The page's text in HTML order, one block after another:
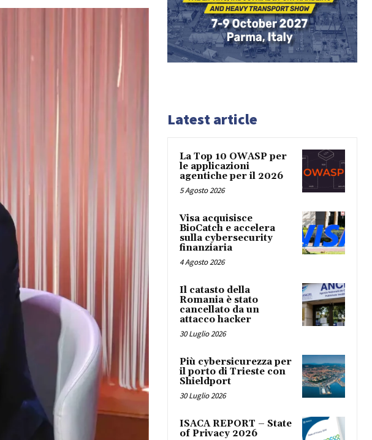
Latest article
La Top 10 OWASP per
le applicazioni
agentiche per il 2026
5 Agosto 2026
Visa acquisisce
BioCatch e accelera
sulla cybersecurity
finanziaria
4 Agosto 2026
Il catasto della
Romania è stato
cancellato da un
attacco hacker
30 Luglio 2026
Più cybersicurezza per
il porto di Trieste con
Shieldport
30 Luglio 2026
ISACA REPORT – State
of Privacy 2026